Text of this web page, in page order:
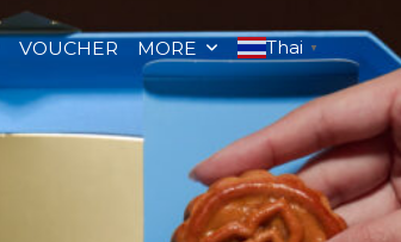
VOUCHER MORE Thai ▼